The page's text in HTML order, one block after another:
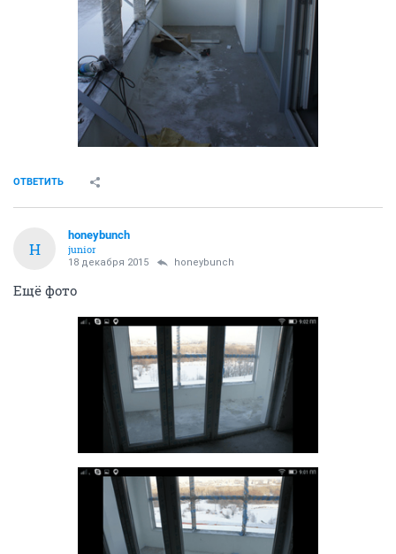
ОТВЕТИТЬ
H
honeybunch
junior
18 декабря 2015 honeybunch
Ещё фото